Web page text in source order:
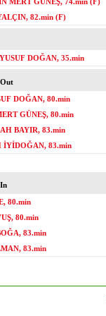
82.min (F)
DOĞAN, 35.min
DOĞAN, 80.min
GÜNEŞ, 80.min
BAYIR, 83.min
İYİDOĞAN, 83.min
80.min
80.min
83.min
83.min